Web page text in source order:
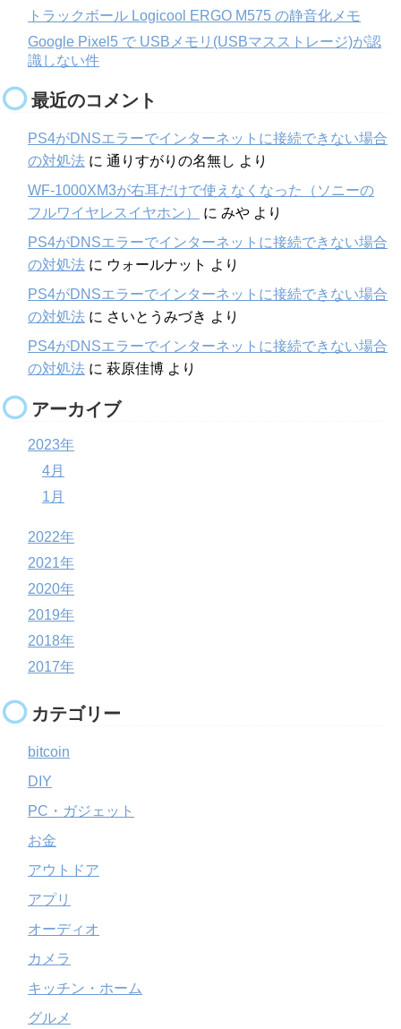
トラックボール Logicool ERGO M575 の静音化メモ
Google Pixel5 で USBメモリ(USBマスストレージ)が認
識しない件
最近のコメント
PS4がDNSエラーでインターネットに接続できない場合
の対処法 に 通りすがりの名無し より
WF-1000XM3が右耳だけで使えなくなった（ソニーの
フルワイヤレスイヤホン）
に みや より
PS4がDNSエラーでインターネットに接続できない場合
の対処法 に ウォールナット より
PS4がDNSエラーでインターネットに接続できない場合
の対処法 に さいとうみづき より
PS4がDNSエラーでインターネットに接続できない場合
の対処法 に 萩原佳博 より
アーカイブ
2023年
4月
1月
2022年
2021年
2020年
2019年
2018年
2017年
カテゴリー
bitcoin
DIY
PC・ガジェット
お金
アウトドア
アプリ
オーディオ
カメラ
キッチン・ホーム
グルメ